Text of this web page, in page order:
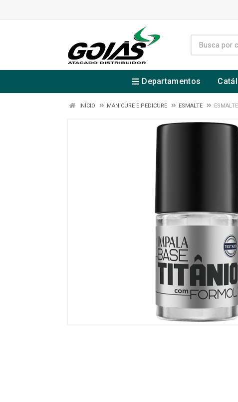
Departamentos
INÍCIO MANICURE E PEDICURE ESMALTE